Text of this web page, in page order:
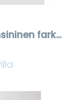
Ohut vaaleansininen farkkumekko